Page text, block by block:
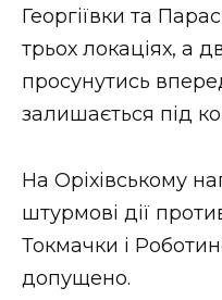
Георгіївки та
трьох локаціях, а
просунутись
залишається під
На Оріхівському
штурмові дії
Токмачки і
допущено.